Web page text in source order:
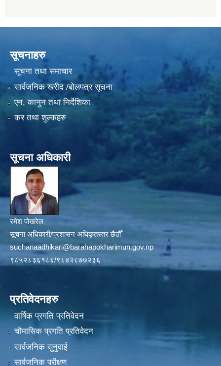
सूचनाहरु
सूचना तथा समाचार
सार्वजनिक खरीद /बोलपत्र सूचना
एन, कानुन तथा निर्देशिका
कर तथा शुल्कहरु
सूचना अधिकारी
रमेश पोखरेल
सूचना अधिकारी/प्रशासन अधिकृतस्तर छैठौँ
suchanaadhikari@barahapokharimun.gov.np
९८५२८३६१८६/९८४२८७७२३६
प्रतिवेदनहरु
वार्षिक प्रगति प्रतिवेदन
चौमासिक प्रगति प्रतिवेदन
सार्वजनिक सुनुवाई
सार्वजनिक परीक्षण